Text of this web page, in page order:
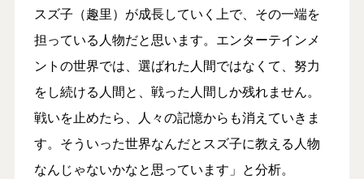
スズ子（趣里）が成長していく上で、その一端を
担っている人物だと思います。エンターテインメ
ントの世界では、選ばれた人間ではなくて、努力
をし続ける人間と、戦った人間しか残れません。
戦いを止めたら、人々の記憶からも消えていきま
す。そういった世界なんだとスズ子に教える人物
なんじゃないかなと思っています」と分析。